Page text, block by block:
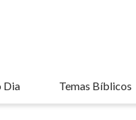
Dia Temas Bíblicos